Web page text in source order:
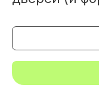
Или напишите
+7